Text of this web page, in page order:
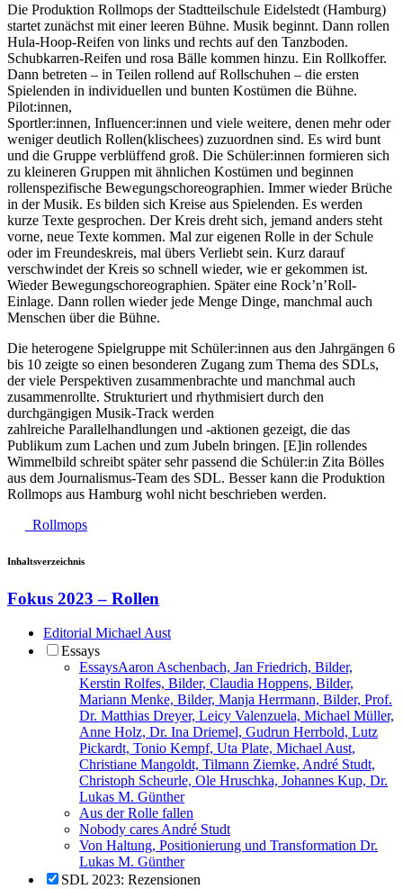
Die Produktion Rollmops der Stadtteilschule Eidelstedt (Hamburg)
startet zunächst mit einer leeren Bühne. Musik beginnt. Dann rollen
Hula-Hoop-Reifen von links und rechts auf den Tanzboden.
Schubkarren-Reifen und rosa Bälle kommen hinzu. Ein Rollkoffer.
Dann betreten – in Teilen rollend auf Rollschuhen – die ersten
Spielenden in individuellen und bunten Kostümen die Bühne.
Pilot:innen,
Sportler:innen, Influencer:innen und viele weitere, denen mehr oder
weniger deutlich Rollen(klischees) zuzuordnen sind. Es wird bunt
und die Gruppe verblüffend groß. Die Schüler:innen formieren sich
zu kleineren Gruppen mit ähnlichen Kostümen und beginnen
rollenspezifische Bewegungschoreographien. Immer wieder Brüche
in der Musik. Es bilden sich Kreise aus Spielenden. Es werden
kurze Texte gesprochen. Der Kreis dreht sich, jemand anders steht
vorne, neue Texte kommen. Mal zur eigenen Rolle in der Schule
oder im Freundeskreis, mal übers Verliebt sein. Kurz darauf
verschwindet der Kreis so schnell wieder, wie er gekommen ist.
Wieder Bewegungschoreographien. Später eine Rock’n’Roll-
Einlage. Dann rollen wieder jede Menge Dinge, manchmal auch
Menschen über die Bühne.
Die heterogene Spielgruppe mit Schüler:innen aus den Jahrgängen 6
bis 10 zeigte so einen besonderen Zugang zum Thema des SDLs,
der viele Perspektiven zusammenbrachte und manchmal auch
zusammenrollte. Strukturiert und rhythmisiert durch den
durchgängigen Musik-Track werden
zahlreiche Parallelhandlungen und ‑aktionen gezeigt, die das
Publikum zum Lachen und zum Jubeln bringen. [E]in rollendes
Wimmelbild schreibt später sehr passend die Schüler:in Zita Bölles
aus dem Journalismus-Team des SDL. Besser kann die Produktion
Rollmops aus Hamburg wohl nicht beschrieben werden.
Rollmops
Inhaltsverzeichnis
Fokus 2023 – Rollen
Editorial Michael Aust
Essays
EssaysAaron Aschenbach, Jan Friedrich, Bilder,
Kerstin Rolfes, Bilder, Claudia Hoppens, Bilder,
Mariann Menke, Bilder, Manja Herrmann, Bilder, Prof.
Dr. Matthias Dreyer, Leicy Valenzuela, Michael Müller,
Anne Holz, Dr. Ina Driemel, Gudrun Herrbold, Lutz
Pickardt, Tonio Kempf, Uta Plate, Michael Aust,
Christiane Mangoldt, Tilmann Ziemke, André Studt,
Christoph Scheurle, Ole Hruschka, Johannes Kup, Dr.
Lukas M. Günther
Aus der Rolle fallen
Nobody caresAndré Studt
Von Haltung, Positionierung und Transformation Dr.
Lukas M. Günther
SDL 2023: Rezensionen